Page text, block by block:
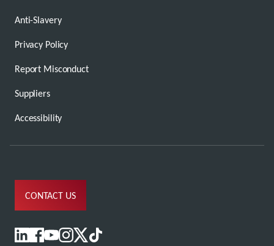
Anti-Slavery
Privacy Policy
Report Misconduct
Suppliers
Accessibility
CONTACT US